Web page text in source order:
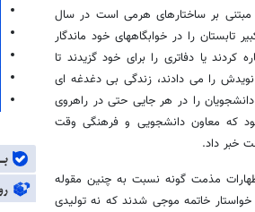
مبتنی بر ساختارهای هرمی است در سال
تابستان را در خوابگاههای خود ماندگار
کردند یا دفاتری را برای خود گزیدند تا
نویدش را می دادند، زندگی بی دغدغه ای
را در هر جایی حتی در راهروی
که معاون دانشجویی و فرهنگی وقت
خبر داد.
مذمت گونه نسبت به چنین مقوله
خاتمه موجی شدند که نه تولیدی